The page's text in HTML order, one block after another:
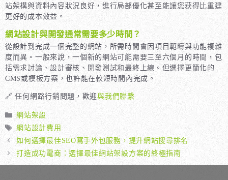
站架構與資料內容狀況良好，進行局部優化甚至能讓您获得比重建
更好的成本效益。
網站設計與開發通常需要多少時間？
從設計到完成一個完整的網站，所需時間會因項目範疇與功能複雜
度而異。一般來說，一個新的網站可能需要三至六個月的時間，包
括需求討論、設計審核、開發測試和最終上線。但選擇更簡化的
CMS或模板方案，也許能在較短時間內完成。
🔗 任何網路行銷問題，歡迎與我們聯繫
分
類
網站架設
標
籤
網站設計費用
如何選擇最佳SEO寫手外包服務，提升網站搜尋排名
打造成功電商：選擇最佳網站架設方案的終極指南